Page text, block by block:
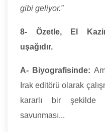
gibi geliyor.”
8-
Özetle, El
uşağıdır.
A- Biyografisinde:
Irak editörü olarak
kararlı bir şekilde
savunması...